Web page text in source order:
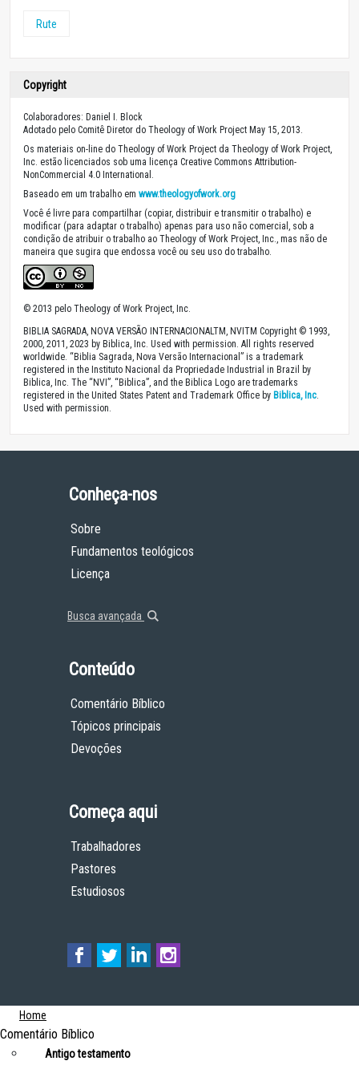
Rute
Copyright
Colaboradores: Daniel I. Block
Adotado pelo Comitê Diretor do Theology of Work Project May 15, 2013.
Os materiais on-line do Theology of Work Project da Theology of Work Project,
Inc. estão licenciados sob uma licença Creative Commons Attribution-
NonCommercial 4.0 International.
Baseado em um trabalho em www.theologyofwork.org
Você é livre para compartilhar (copiar, distribuir e transmitir o trabalho) e
modificar (para adaptar o trabalho) apenas para uso não comercial, sob a
condição de atribuir o trabalho ao Theology of Work Project, Inc., mas não de
maneira que sugira que endossa você ou seu uso do trabalho.
© 2013 pelo Theology of Work Project, Inc.
BIBLIA SAGRADA, NOVA VERSÃO INTERNACIONALTM, NVITM Copyright © 1993,
2000, 2011, 2023 by Biblica, Inc. Used with permission. All rights reserved
worldwide. “Biblia Sagrada, Nova Versão Internacional” is a trademark
registered in the Instituto Nacional da Propriedade Industrial in Brazil by
Biblica, Inc. The “NVI”, “Biblica”, and the Biblica Logo are trademarks
registered in the United States Patent and Trademark Office by Biblica, Inc.
Used with permission.
Conheça-nos
Sobre
Fundamentos teológicos
Licença
Busca avançada
Conteúdo
Comentário Bíblico
Tópicos principais
Devoções
Começa aqui
Trabalhadores
Pastores
Estudiosos
Home
Comentário Bíblico
Antigo testamento